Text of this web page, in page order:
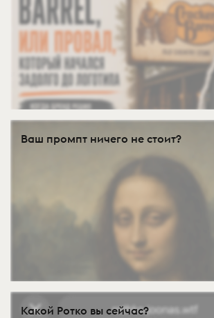
Ваш промпт ничего не стоит?
Какой Ротко вы сейчас?